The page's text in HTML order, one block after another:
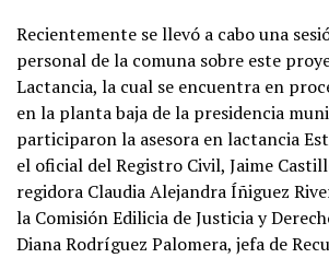
Recientemente se llevó a cabo una
personal de la comuna sobre este
Lactancia, la cual se encuentra en
en la planta baja de la presidencia
participaron la asesora en lactancia
el oficial del Registro Civil, Jaime
regidora Claudia Alejandra Íñiguez
la Comisión Edilicia de Justicia y
Diana Rodríguez Palomera, jefa de